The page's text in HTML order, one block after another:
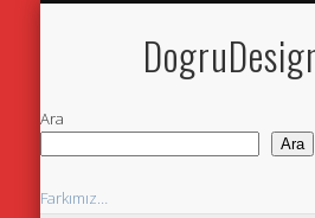
Ara
Ara
Farkımız…